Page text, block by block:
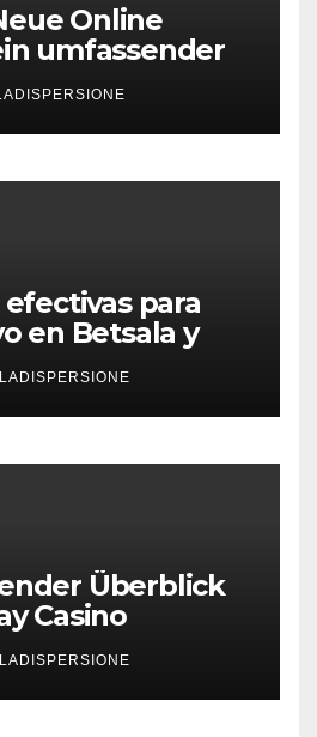
Online
umfassender
moderne
para
en Betsala y
ganancias
LADISPERSIONE
Überblick
Casino
LADISPERSIONE